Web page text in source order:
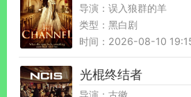
导演：误入狼群的羊
类型：黑白剧
时间：2026-08-10
光棍终结者
导演：古徽